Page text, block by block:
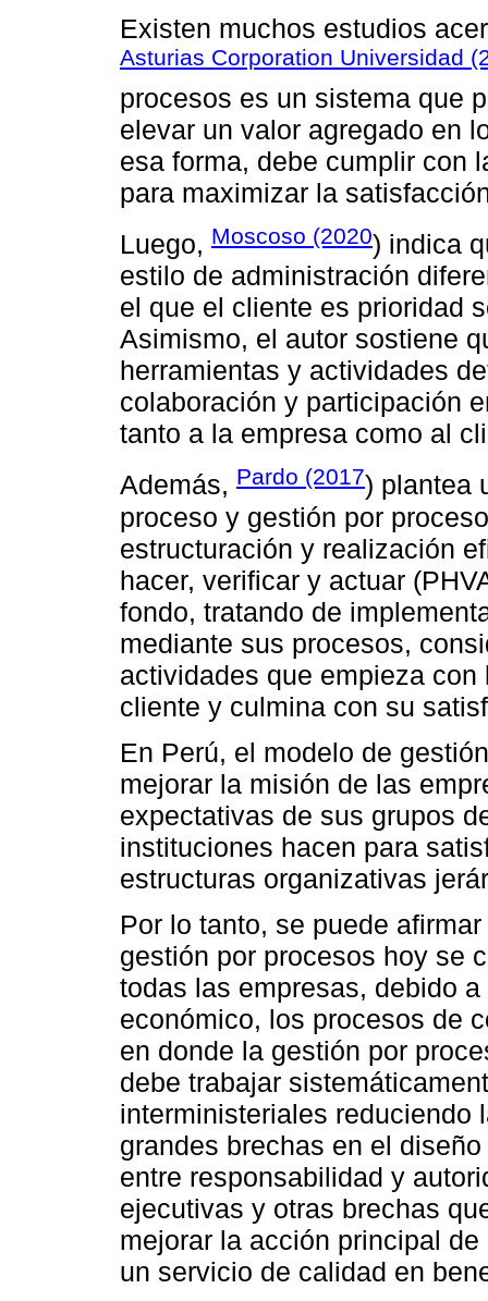
Existen muchos estudios
Asturias Corporation Universidad
procesos es un sistema que
elevar un valor agregado en
esa forma, debe cumplir con
para maximizar la
Luego, Moscoso (2020) indica
estilo de administración
el que el cliente es prioridad
Asimismo, el autor sostiene
herramientas y actividades
colaboración y participación
tanto a la empresa como al
Además, Pardo (2017) plantea
proceso y gestión por
estructuración y realización
hacer, verificar y actuar
fondo, tratando de
mediante sus procesos,
actividades que empieza
cliente y culmina con su
En Perú, el modelo de
mejorar la misión de las
expectativas de sus grupos
instituciones hacen para
estructuras organizativas
Por lo tanto, se puede
gestión por procesos hoy se
todas las empresas, debido
económico, los procesos de
en donde la gestión por
debe trabajar
interministeriales reduciendo
grandes brechas en el
entre responsabilidad y
ejecutivas y otras brechas
mejorar la acción principal
un servicio de calidad en